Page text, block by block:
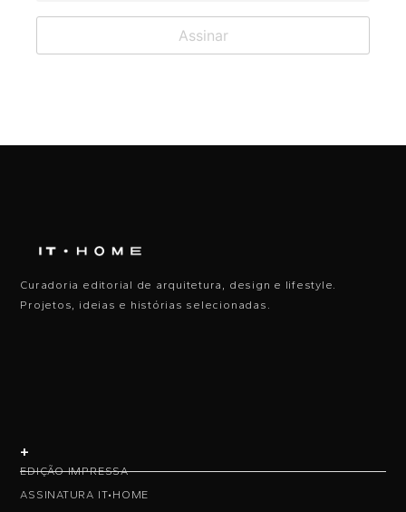
Curadoria editorial de arquitetura, design e lifestyle.
Projetos, ideias e histórias selecionadas.
+
EDIÇÃO IMPRESSA
ASSINATURA IT•HOME